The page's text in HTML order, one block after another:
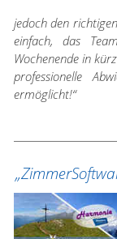
jedoch den
einfach, das
Wochenende in
professionelle
ermöglicht!“